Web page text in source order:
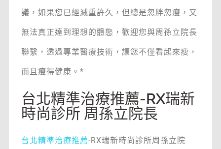
議，如果您已經減重許久，但總是忽胖忽瘦，又
無法真正達到理想的體態，歡迎您與周孫立院長
聯繫，透過專業醫療技術，讓您不僅看起來瘦，
而且瘦得健康。*
台北精準治療推薦-RX瑞新
時尚診所 周孫立院長
台北精準治療推薦-RX瑞新時尚診所周孫立院